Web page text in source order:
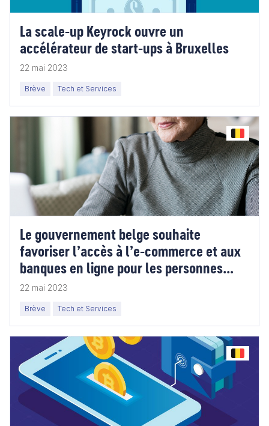
La scale-up Keyrock ouvre un
accélérateur de start-ups à Bruxelles
22 mai 2023
Brève Tech et Services
Le gouvernement belge souhaite
favoriser l’accès à l’e-commerce et aux
banques en ligne pour les personnes
âgées
22 mai 2023
Brève Tech et Services